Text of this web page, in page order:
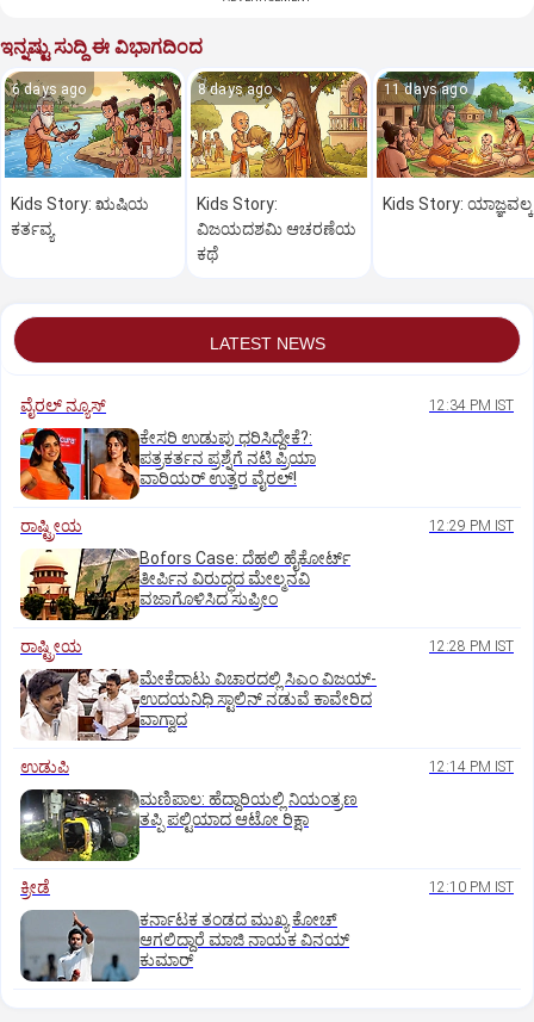
ಇನ್ನಷ್ಟು ಸುದ್ದಿ ಈ ವಿಭಾಗದಿಂದ
6 days ago
Kids Story: ಋಷಿಯ
ಕರ್ತವ್ಯ
8 days ago
Kids Story:
ವಿಜಯದಶಮಿ ಆಚರಣೆಯ
ಕಥೆ
11 days ago
Kids Story:
LATEST NEWS
ವೈರಲ್ ನ್ಯೂಸ್ 12:34 PM IST
ಕೇಸರಿ ಉಡುಪು ಧರಿಸಿದ್ದೇಕೆ?:
ಪತ್ರಕರ್ತನ ಪ್ರಶ್ನೆಗೆ ನಟಿ ಪ್ರಿಯಾ
ವಾರಿಯರ್ ಉತ್ತರ ವೈರಲ್!
ರಾಷ್ಟ್ರೀಯ 12:29 PM IST
Bofors Case: ದೆಹಲಿ ಹೈಕೋರ್ಟ್‌
ತೀರ್ಪಿನ ವಿರುದ್ಧದ ಮೇಲ್ಮನವಿ
ವಜಾಗೊಳಿಸಿದ ಸುಪ್ರೀಂ
ರಾಷ್ಟ್ರೀಯ 12:28 PM IST
ಮೇಕೆದಾಟು ವಿಚಾರದಲ್ಲಿ ಸಿಎಂ ವಿಜಯ್-
ಉದಯನಿಧಿ ಸ್ಟಾಲಿನ್ ನಡುವೆ ಕಾವೇರಿದ
ವಾಗ್ವಾದ
ಉಡುಪಿ 12:14 PM IST
ಮಣಿಪಾಲ: ಹೆದ್ದಾರಿಯಲ್ಲಿ ನಿಯಂತ್ರಣ
ತಪ್ಪಿ ಪಲ್ಟಿಯಾದ ಆಟೋ ರಿಕ್ಷಾ
ಕ್ರೀಡೆ 12:10 PM IST
ಕರ್ನಾಟಕ ತಂಡದ ಮುಖ್ಯ ಕೋಚ್‌
ಆಗಲಿದ್ದಾರೆ ಮಾಜಿ ನಾಯಕ ವಿನಯ್‌
ಕುಮಾರ್